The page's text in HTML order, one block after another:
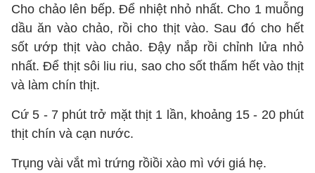
Cho chảo lên bếp. Để nhiệt nhỏ nhất. Cho 1 muỗng
dầu ăn vào chảo, rồi cho thịt vào. Sau đó cho hết
sốt ướp thịt vào chảo. Đậy nắp rồi chỉnh lửa nhỏ
nhất. Để thịt sôi liu riu, sao cho sốt thấm hết vào thịt
và làm chín thịt.
Cứ 5 - 7 phút trở mặt thịt 1 lần, khoảng 15 - 20 phút
thịt chín và cạn nước.
Trụng vài vắt mì trứng rồiồi xào mì với giá hẹ.